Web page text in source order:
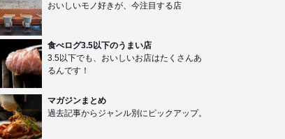
おいしいモノ好きが、今注目する店
食べログ3.5以下のうまい店
3.5以下でも、おいしいお店はたくさんあ
るんです！
マガジンまとめ
過去記事からジャンル別にピックアップ。